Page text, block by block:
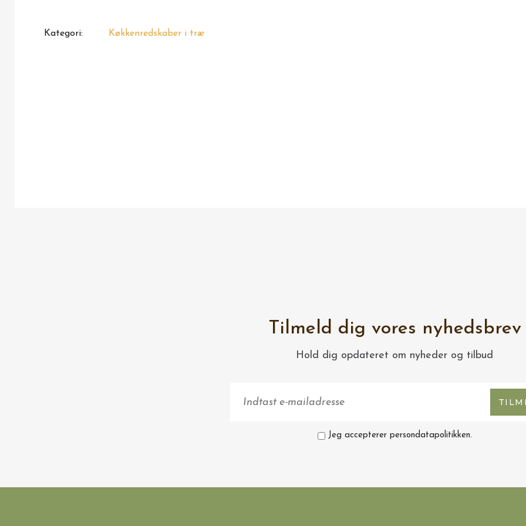
Kategori Køkkenredskaber i træ
Tilmeld dig vores nyhedsbrev
Hold dig opdateret om nyheder og tilbud
Jeg accepterer persondatapolitikken.